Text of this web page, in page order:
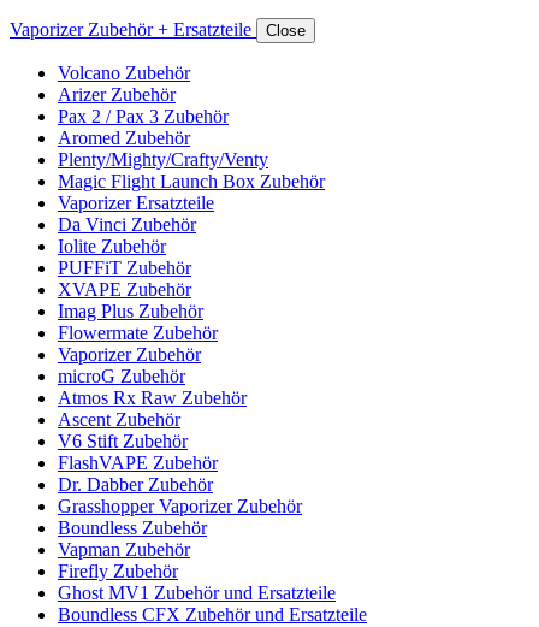
Vaporizer Zubehör + Ersatzteile Close
Volcano Zubehör
Arizer Zubehör
Pax 2 / Pax 3 Zubehör
Aromed Zubehör
Plenty/Mighty/Crafty/Venty
Magic Flight Launch Box Zubehör
Vaporizer Ersatzteile
Da Vinci Zubehör
Iolite Zubehör
PUFFiT Zubehör
XVAPE Zubehör
Imag Plus Zubehör
Flowermate Zubehör
Vaporizer Zubehör
microG Zubehör
Atmos Rx Raw Zubehör
Ascent Zubehör
V6 Stift Zubehör
FlashVAPE Zubehör
Dr. Dabber Zubehör
Grasshopper Vaporizer Zubehör
Boundless Zubehör
Vapman Zubehör
Firefly Zubehör
Ghost MV1 Zubehör und Ersatzteile
Boundless CFX Zubehör und Ersatzteile